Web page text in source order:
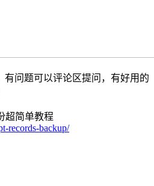
有问题可以评论区提问，有好用的
超简单教程
records-backup/